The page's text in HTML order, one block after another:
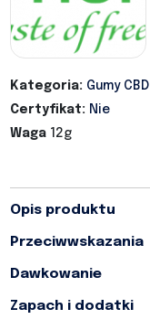
Kategoria: Gumy CBD
Certyfikat: Nie
Waga12g
Opis produktu
Przeciwwskazania
Dawkowanie
Zapach i dodatki